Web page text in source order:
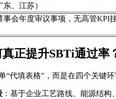
、江苏）
事会年度审议事项，无高管KPI
正提升SBTi通过率
“代填表格”，而是在四个关键
：基于企业工艺路线、能源结构